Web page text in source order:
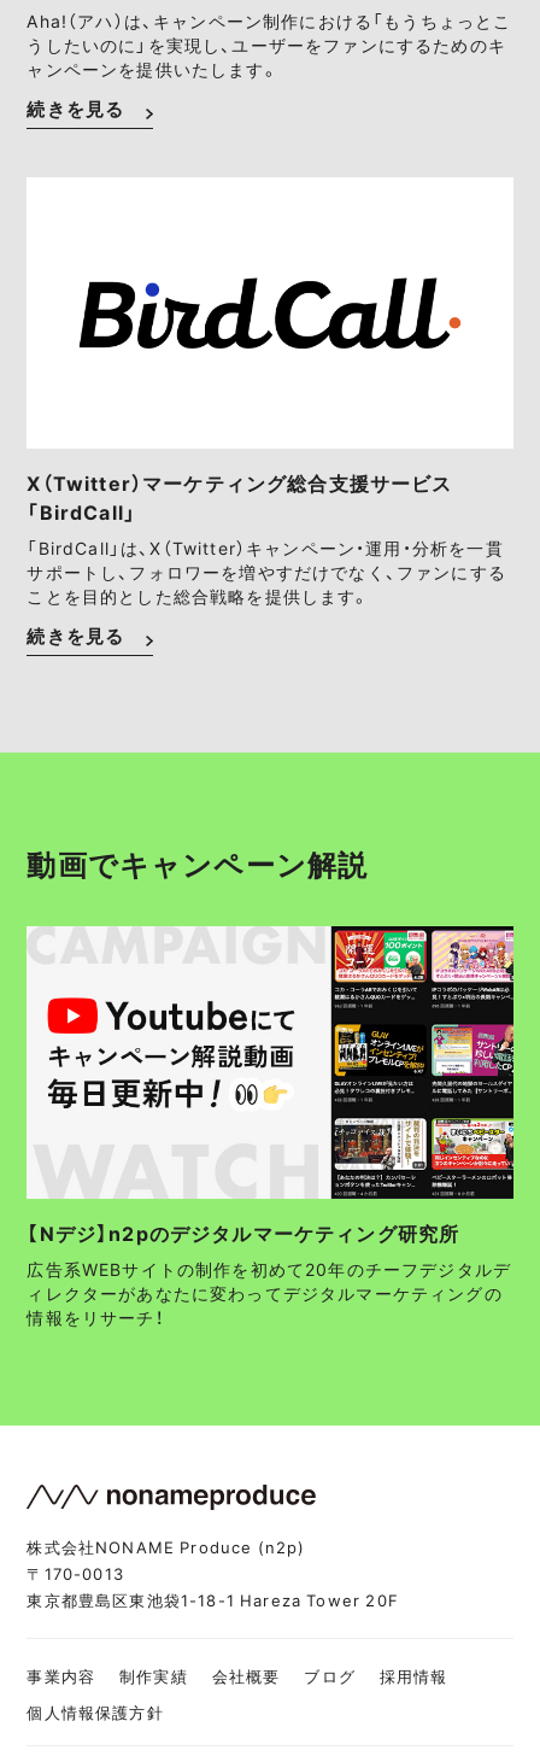
Aha!（アハ）は、キャンペーン制作における「もうちょっとこ
うしたいのに」を実現し、ユーザーをファンにするためのキ
ャンペーンを提供いたします。
続きを見る
X（Twitter）マーケティング総合支援サービス
「BirdCall」
「BirdCall」は、X（Twitter）キャンペーン・運用・分析を一貫
サポートし、フォロワーを増やすだけでなく、ファンにする
ことを目的とした総合戦略を提供します。
続きを見る
動画でキャンペーン解説
【Nデジ】n2pのデジタルマーケティング研究所
広告系WEBサイトの制作を初めて20年のチーフデジタルデ
ィレクターがあなたに変わってデジタルマーケティングの
情報をリサーチ！
株式会社NONAME Produce (n2p)
〒170-0013
東京都豊島区東池袋1-18-1 Hareza Tower 20F
事業内容 制作実績 会社概要 ブログ
採用情報
個人情報保護方針